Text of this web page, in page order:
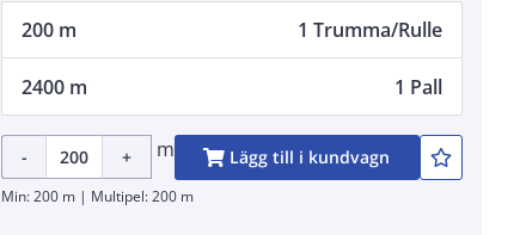
200 m 1 Trumma/Rulle
2400 m 1 Pall
- + m Lägg till i kundvagn
Min: 200 m | Multipel: 200 m